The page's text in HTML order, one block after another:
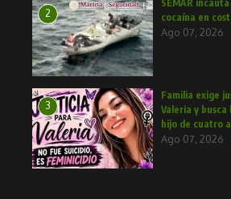
2
SEMAR
cocaína en
Ago 07, 2026
3
Familia exige
Valeria y
hijo de cuatro
Ago 07, 2026